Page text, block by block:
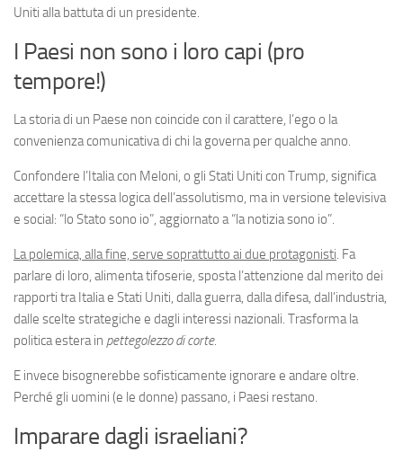
Uniti alla battuta di un presidente.
I Paesi non sono i loro capi (pro
tempore!)
La storia di un Paese non coincide con il carattere, l’ego o la
convenienza comunicativa di chi la governa per qualche anno.
Confondere l’Italia con Meloni, o gli Stati Uniti con Trump, significa
accettare la stessa logica dell’assolutismo, ma in versione televisiva
e social: “lo Stato sono io”, aggiornato a “la notizia sono io”.
La polemica, alla fine, serve soprattutto ai due protagonisti. Fa
parlare di loro, alimenta tifoserie, sposta l’attenzione dal merito dei
rapporti tra Italia e Stati Uniti, dalla guerra, dalla difesa, dall’industria,
dalle scelte strategiche e dagli interessi nazionali. Trasforma la
politica estera in pettegolezzo di corte.
E invece bisognerebbe sofisticamente ignorare e andare oltre.
Perché gli uomini (e le donne) passano, i Paesi restano.
Imparare dagli israeliani?